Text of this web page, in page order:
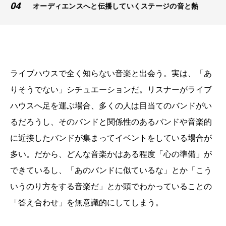
04 オーディエンスへと伝播していくステージの音と熱
ライブハウスで全く知らない音楽と出会う。実は、「あ
りそうでない」シチュエーションだ。リスナーがライブ
ハウスへ足を運ぶ場合、多くの人は目当てのバンドがい
るだろうし、そのバンドと関係性のあるバンドや音楽的
に近接したバンドが集まってイベントをしている場合が
多い。だから、どんな音楽かはある程度「心の準備」が
できているし、「あのバンドに似ているな」とか「こう
いうのり方をする音楽だ」とか頭でわかっていることの
「答え合わせ」を無意識的にしてしまう。